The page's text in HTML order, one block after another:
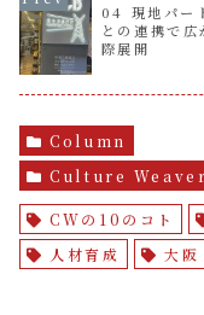
04 現地パー
との連携で広
際展開
Column
Culture Weaver
CWの10のコト
人材育成
大阪